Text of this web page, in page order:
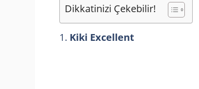
Dikkatinizi Çekebilir!
1. Kiki Excellent